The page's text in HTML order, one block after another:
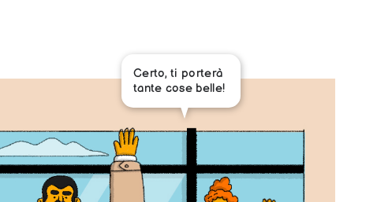
Certo, ti porterà
tante cose belle!